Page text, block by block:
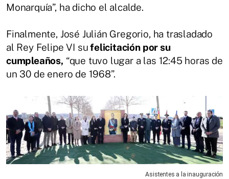
Monarquía”, ha dicho el alcalde.
Finalmente, José Julián Gregorio, ha trasladado
al Rey Felipe VI sufelicitación por su
cumpleaños, “que tuvo lugar a las 12:45 horas de
un 30 de enero de 1968”.
Asistentes a la inauguración